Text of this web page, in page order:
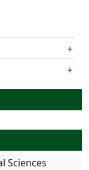
＋
＋
Sciences